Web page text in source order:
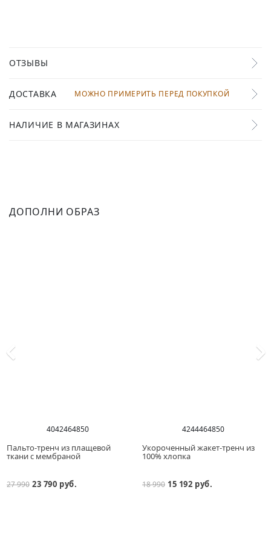
ОТЗЫВЫ
ДОСТАВКА МОЖНО ПРИМЕРИТЬ ПЕРЕД ПОКУПКОЙ
НАЛИЧИЕ В МАГАЗИНАХ
ДОПОЛНИ ОБРАЗ
4042464850
Пальто-тренч из плащевой
ткани с мембраной
27 990 23 790 руб.
4244464850
Укороченный жакет-тренч из
100% хлопка
18 990 15 192 руб.